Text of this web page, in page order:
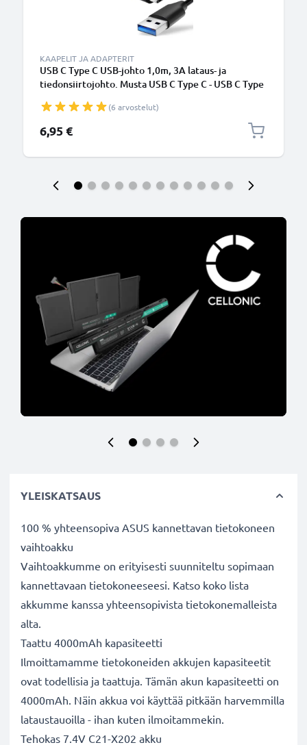
KAAPELIT JA ADAPTERIT
USB C Type C USB-johto 1,0m, 3A lataus- ja
tiedonsiirtojohto. Musta USB C Type C - USB C Type
(6 arvostelut)
6,95 €
YLEISKATSAUS
100 % yhteensopiva ASUS kannettavan tietokoneen
vaihtoakku
Vaihtoakkumme on erityisesti suunniteltu sopimaan
kannettavaan tietokoneeseesi. Katso koko lista
akkumme kanssa yhteensopivista tietokonemalleista
alta.
Taattu 4000mAh kapasiteetti
Ilmoittamamme tietokoneiden akkujen kapasiteetit
ovat todellisia ja taattuja. Tämän akun kapasiteetti on
4000mAh. Näin akkua voi käyttää pitkään harvemmilla
lataustauoilla - ihan kuten ilmoitammekin.
Tehokas 7.4V C21-X202 akku